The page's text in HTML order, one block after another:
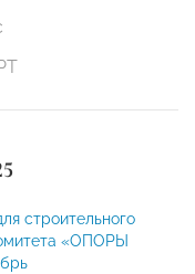
строительного
«ОПОРЫ